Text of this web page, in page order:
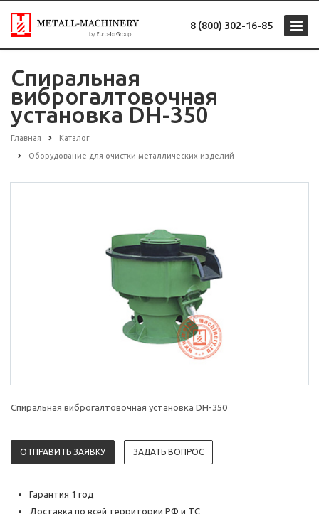
8 (800) 302-16-85
Спиральная
виброгалтовочная
установка DH-350
Главная Каталог
Оборудование для очистки металлических изделий
Спиральная виброгалтовочная установка DH-350
ОТПРАВИТЬ ЗАЯВКУ ЗАДАТЬ ВОПРОС
Гарантия 1 год
Доставка по всей территории РФ и ТС